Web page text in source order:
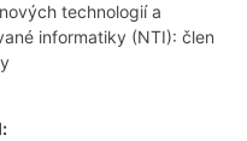
technologií a
informatiky (NTI): člen